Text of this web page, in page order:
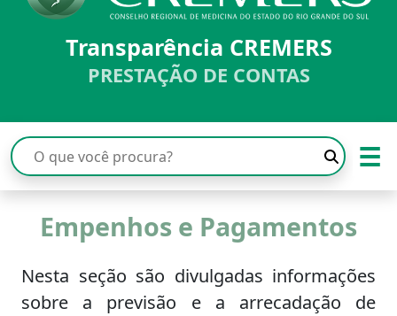
Transparência CREMERS
PRESTAÇÃO DE CONTAS
☰
Empenhos e Pagamentos
Nesta seção são divulgadas informações
sobre a previsão e a arrecadação de